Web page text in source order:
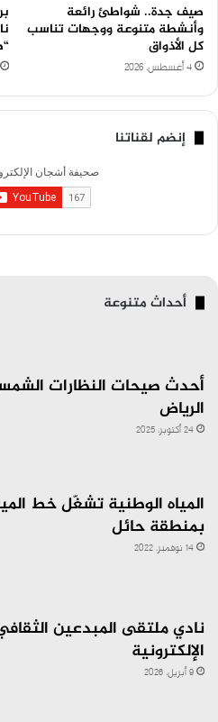
صيف جدة.. شواطئ رائعة
وأنشطة متنوعة ووجهات تناسب
كل الأذواق
4 أغسطس، 2026
إنضم لقناتنا
أحداث متنوعة
أحدث صيحات النظارات
الرياض
24 أكتوبر، 2025
المياه الوطنية تشغّل خط
بمنطقة حائل
14 نوفمبر، 2022
نادي ملتقى المبدعين
الإلكترونية
9 أبريل، 2026